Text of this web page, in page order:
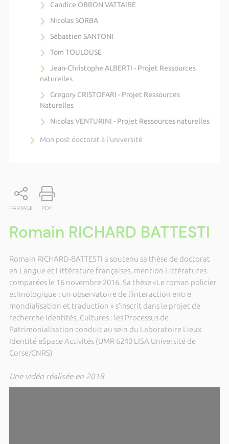
Candice OBRON VATTAIRE
Nicolas SORBA
Sébastien SANTONI
Tom TOULOUSE
Jean-Christophe ALBERTI - Projet Ressources
naturelles
Gregory CRISTOFARI - Projet Ressources
Naturelles
Nicolas VENTURINI - Projet Ressources naturelles
Mon post doctorat à l'université
PARTAGE PDF
Romain RICHARD BATTESTI
Romain RICHARD-BATTESTI a soutenu sa thèse de doctorat
en Langue et Littérature françaises, mention Littératures
comparées le 16 novembre 2016. Sa thèse «Le roman policier
ethnologique : un observatoire de l’interaction entre
mondialisation et traduction » s’inscrit dans le projet de
recherche Identités, Cultures : les Processus de
Patrimonialisation conduit au sein du Laboratoire Lieux
Identité eSpace Activités (UMR 6240 LISA Université de
Corse/CNRS)
Une vidéo réalisée en 2018